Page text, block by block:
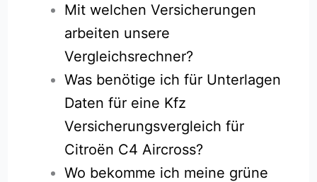
Mit welchen Versicherungen
arbeiten unsere
Vergleichsrechner?
Was benötige ich für Unterlagen
Daten für eine Kfz
Versicherungsvergleich für
Citroën C4 Aircross?
Wo bekomme ich meine grüne